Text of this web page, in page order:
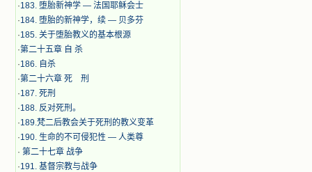
·183. 堕胎新神学 — 法国耶稣会士
·184. 堕胎的新神学，续 — 贝多芬
·185. 关于堕胎教义的基本根源
·第二十五章 自 杀
·186. 自杀
·第二十六章 死 刑
·187. 死刑
·188. 反对死刑。
·189.梵二后教会关于死刑的教义变革
·190. 生命的不可侵犯性 — 人类尊
· 第二十七章 战争
·191. 基督宗教与战争